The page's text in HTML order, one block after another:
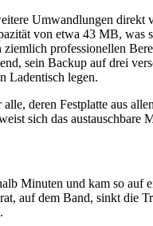
Umwandlungen
von etwa 43 MB, was
professionellen
sein Backup auf drei
Ladentisch legen.
deren Festplatte aus
sich das austauschbare
Minuten und kam so auf
auf dem Band, sinkt die